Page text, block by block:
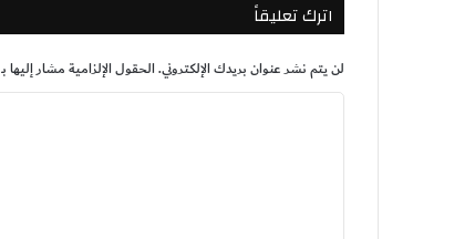
اترك تعليقاً
لن يتم نشر عنوان بريدك الإلكتروني.الحقول الإلزامية مشار إليها بـ